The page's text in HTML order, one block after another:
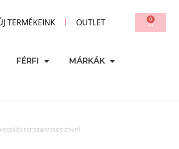
TERMÉKEINK OUTLET 0
FÉRFI MÁRKÁK
rénszarvasos zokni